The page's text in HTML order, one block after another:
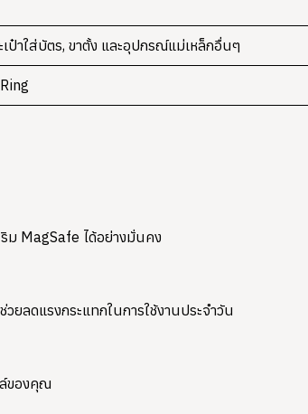
เป๋าใส่บัตร, ขาตั้ง และอุปกรณ์แม่เหล็กอื่นๆ
ม MagSafe ได้อย่างมั่นคง
ลดแรงกระแทกในการใช้งานประจำวัน
ของคุณ